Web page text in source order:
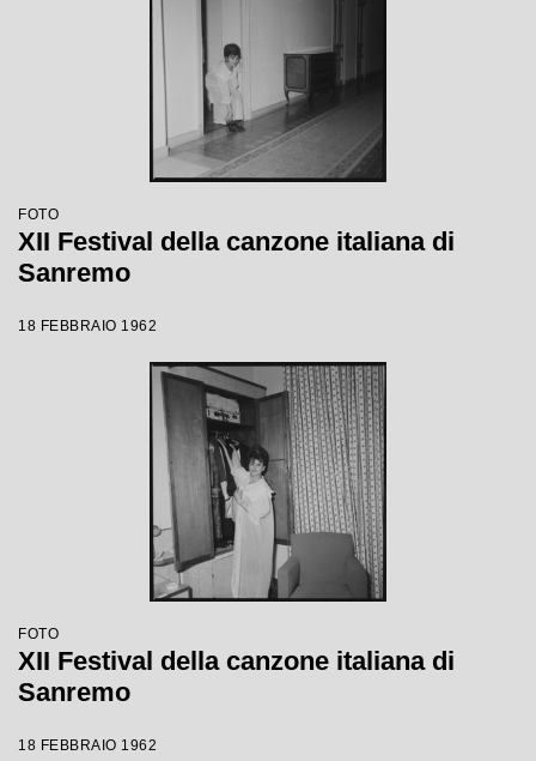
FOTO
XII Festival della canzone italiana di
Sanremo
18 FEBBRAIO 1962
FOTO
XII Festival della canzone italiana di
Sanremo
18 FEBBRAIO 1962